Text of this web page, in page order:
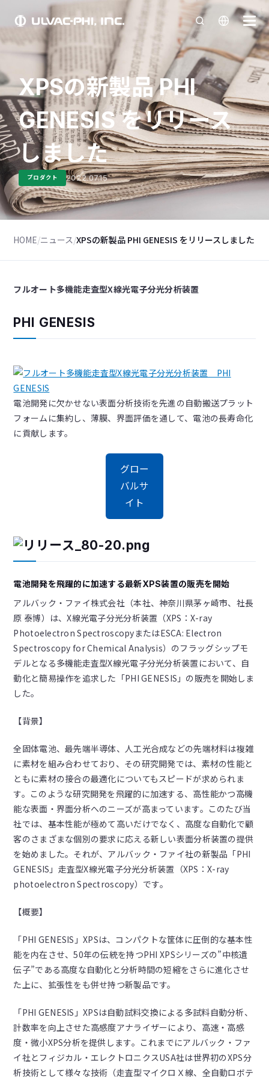
XPSの新製品 PHI
GENESIS をリリース
しました
プロダクト 2022.07.15
HOME/ニュース/XPSの新製品 PHI GENESIS をリリースしました
フルオート多機能走査型X線光電子分光分析装置
PHI GENESIS
電池開発に欠かせない表面分析技術を先進の自動搬送プラット
フォームに集約し、薄膜、界面評価を通して、電池の長寿命化
に貢献します。
グロー
バルサ
イト
電池開発を飛躍的に加速する最新XPS装置の販売を開始
アルバック・ファイ株式会社（本社、神奈川県茅ヶ崎市、社長
原 泰博）は、X線光電子分光分析装置（XPS：X-ray
Photoelectron SpectroscopyまたはESCA: Electron
Spectroscopy for Chemical Analysis）のフラッグシップモ
デルとなる多機能走査型X線光電子分光分析装置において、自
動化と簡易操作を追求した「PHI GENESIS」の販売を開始しま
した。
【背景】
全固体電池、最先端半導体、人工光合成などの先端材料は複雑
に素材を組み合わせており、その研究開発では、素材の性能と
ともに素材の接合の最適化についてもスピードが求められま
す。このような研究開発を飛躍的に加速する、高性能かつ高機
能な表面・界面分析へのニーズが高まっています。このたび当
社では、基本性能が極めて高いだけでなく、高度な自動化で顧
客のさまざまな個別の要求に応える新しい表面分析装置の提供
を始めました。それが、アルバック・ファイ社の新製品「PHI
GENESIS」走査型X線光電子分光分析装置（XPS：X-ray
photoelectron Spectroscopy）です。
【概要】
「PHI GENESIS」XPSは、コンパクトな筐体に圧倒的な基本性
能を内在させ、50年の伝統を持つPHI XPSシリーズの”中核遺
伝子”である高度な自動化と分析時間の短縮をさらに進化させ
た上に、拡張性をも併せ持つ新製品です。
「PHI GENESIS」XPSは自動試料交換による多試料自動分析、
計数率を向上させた高感度アナライザーにより、高速・高感
度・微小XPS分析を提供します。これまでにアルバック・ファ
イ社とフィジカル・エレクトロニクスUSA社は世界初のXPS分
析技術として様々な技術（走査型マイクロＸ線、全自動ロボテ